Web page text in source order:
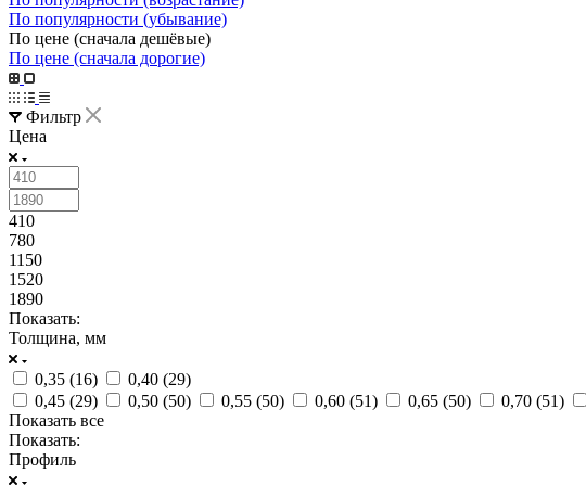
По популярности (убывание)
По цене (сначала дешёвые)
По цене (сначала дорогие)
Фильтр
Цена
410
780
1150
1520
1890
Показать:
Толщина, мм
0,35 (16) 0,40 (29)
0,45 (29) 0,50 (50) 0,55 (50) 0,60 (51) 0,65 (50) 0,70 (51)
Показать все
Показать:
Профиль